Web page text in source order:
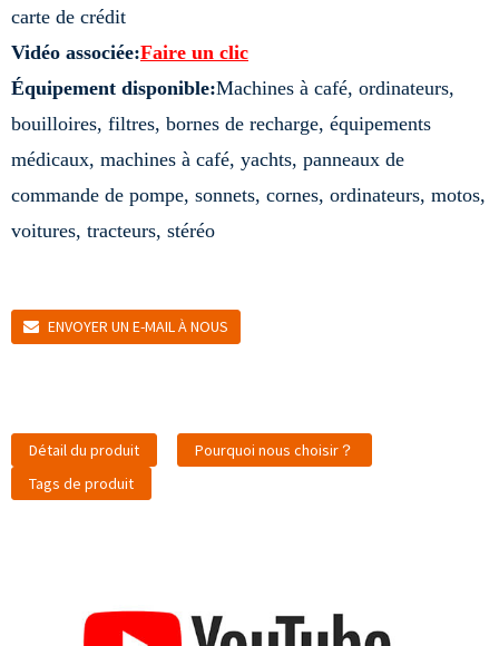
carte de crédit
Vidéo associée:Faire un clic
Équipement disponible:Machines à café, ordinateurs,
bouilloires, filtres, bornes de recharge, équipements
médicaux, machines à café, yachts, panneaux de
commande de pompe, sonnets, cornes, ordinateurs, motos,
voitures, tracteurs, stéréo
ENVOYER UN E-MAIL À NOUS
Détail du produit
Pourquoi nous choisir？
Tags de produit